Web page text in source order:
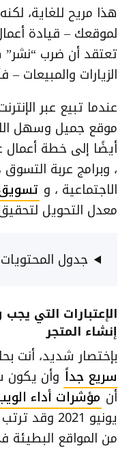
هذا مريح للغاية،
لموقعك – ​​قيادة
تعتقد أن ضرب “نشر”
الزيارات
عندما تبيع عبر
موقع جميل وسهل
أيضًا إلى خطة أعمال
، وبرامج عربة
الاجتماعية ، و تسويق
معدل التحويل
جدول المحتويات
الإعتبارات التي
إنشاء المتجر
بإختصار شديد، أنت
سريع جداً وأن يكون
أن مؤشرات أداء
يونيو 2021
من المواقع